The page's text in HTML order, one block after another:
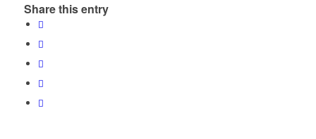
Share this entry